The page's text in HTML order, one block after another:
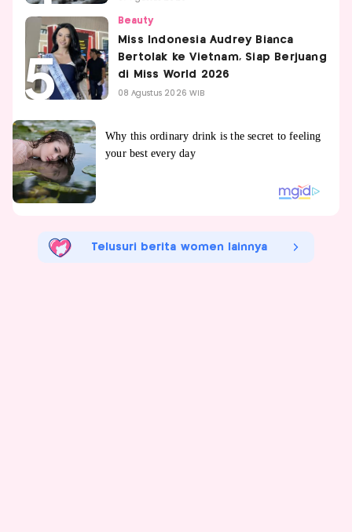
Beauty
Miss Indonesia Audrey Bianca
Bertolak ke Vietnam, Siap Berjuang
di Miss World 2026
08 Agustus 2026 WIB
Telusuri berita women lainnya